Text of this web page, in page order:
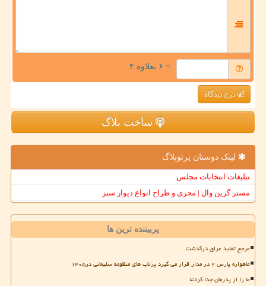
= ۶ بعلاوه ۴
درج دیدگاه
ساخت بلاگ
لینک دوستان پرتوبلاگ
تبلیغات انتخابات مجلس
مستر گرین وال | مجری و طراح انواع دیوار سبز
پربیننده ترین ها
مرجع تقلید عراق درگذشت
ماهواره پارس ۲ در مدار قرار می گیرد پرتاب های منظومه سلیمانی در۱۴۰۵
ما را از پدرمان جدا کردند